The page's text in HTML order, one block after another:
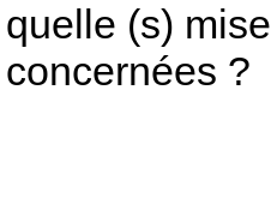
quelle (s)
concernées ?